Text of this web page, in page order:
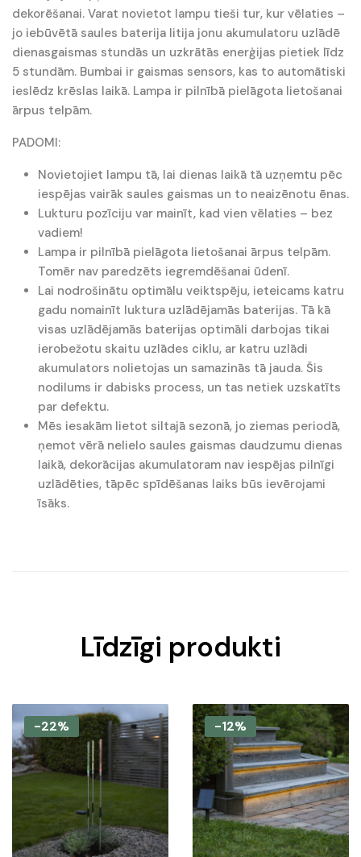
dekorēšanai. Varat novietot lampu tieši tur, kur vēlaties –
jo iebūvētā saules baterija litija jonu akumulatoru uzlādē
dienasgaismas stundās un uzkrātās enerģijas pietiek līdz
5 stundām. Bumbai ir gaismas sensors, kas to automātiski
ieslēdz krēslas laikā. Lampa ir pilnībā pielāgota lietošanai
ārpus telpām.
PADOMI:
Novietojiet lampu tā, lai dienas laikā tā uzņemtu pēc
iespējas vairāk saules gaismas un to neaizēnotu ēnas.
Lukturu pozīciju var mainīt, kad vien vēlaties – bez
vadiem!
Lampa ir pilnībā pielāgota lietošanai ārpus telpām.
Tomēr nav paredzēts iegremdēšanai ūdenī.
Lai nodrošinātu optimālu veiktspēju, ieteicams katru
gadu nomainīt luktura uzlādējamās baterijas. Tā kā
visas uzlādējamās baterijas optimāli darbojas tikai
ierobežotu skaitu uzlādes ciklu, ar katru uzlādi
akumulators nolietojas un samazinās tā jauda. Šis
nodilums ir dabisks process, un tas netiek uzskatīts
par defektu.
Mēs iesakām lietot siltajā sezonā, jo ziemas periodā,
ņemot vērā nelielo saules gaismas daudzumu dienas
laikā, dekorācijas akumulatoram nav iespējas pilnīgi
uzlādēties, tāpēc spīdēšanas laiks būs ievērojami
īsāks.
Līdzīgi produkti
-22% -12%